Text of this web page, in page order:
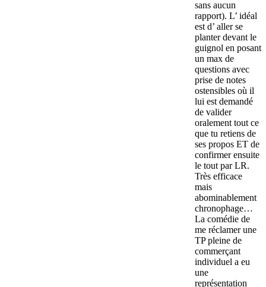
sans aucun
rapport). L’ idéal
est d’ aller se
planter devant le
guignol en posant
un max de
questions avec
prise de notes
ostensibles où il
lui est demandé
de valider
oralement tout ce
que tu retiens de
ses propos ET de
confirmer ensuite
le tout par LR.
Très efficace
mais
abominablement
chronophage…
La comédie de
me réclamer une
TP pleine de
commerçant
individuel a eu
une
représentation